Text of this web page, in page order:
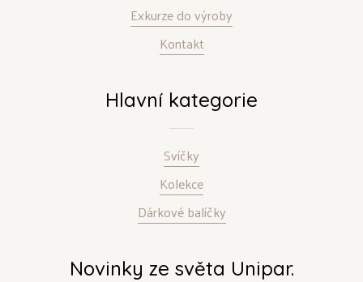
Exkurze do výroby
Kontakt
Hlavní kategorie
Svíčky
Kolekce
Dárkové balíčky
Novinky ze světa Unipar.